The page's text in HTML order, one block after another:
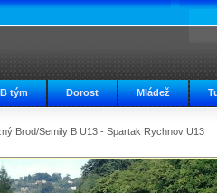
B tým Dorost Mládež
Brod/Semily B U13 - Spartak Rychnov U13